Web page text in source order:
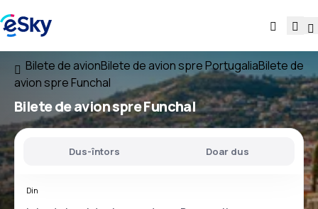
Bilete de avionBilete de avion spre PortugaliaBilete de
avion spre Funchal
Bilete de avion spre Funchal
Dus-întors Doar dus
Din